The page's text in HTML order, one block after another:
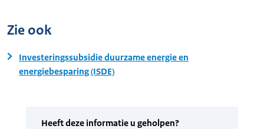
Zie ook
Investeringssubsidie duurzame energie en
energiebesparing (ISDE)